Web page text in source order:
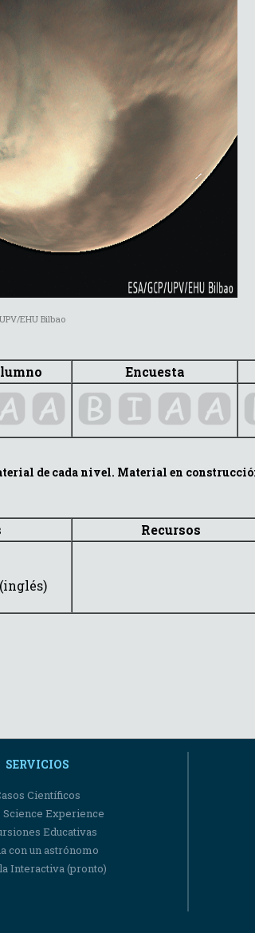
EHU Bilbao
Encuesta
de cada nivel. Material en
Recursos
(inglés)
SERVICIOS
Científicos
Science Experience
Educativas
con un astrónomo
Interactiva (pronto)